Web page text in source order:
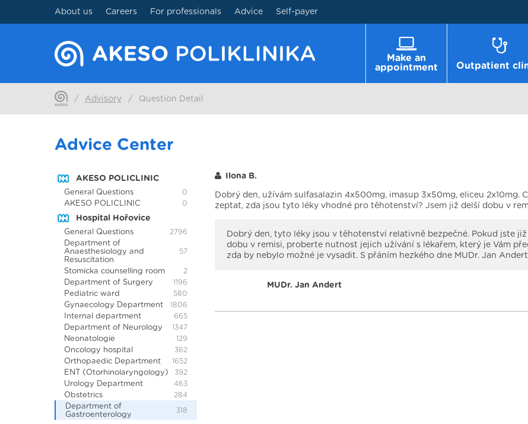
About us Careers For professionals Advice Self-payer
Make an
appointment
Outpatient
/ Advisory / Question Detail
Advice Center
AKESO POLICLINIC
General Questions 0
AKESO POLICLINIC 0
Hospital Hořovice
General Questions 2796
Department of
Anaesthesiology and
Resuscitation
57
Stomicka counselling room 2
Department of Surgery 1196
Pediatric ward 580
Gynaecology Department 1806
Internal department 665
Department of Neurology 1347
Neonatologie 129
Oncology hospital 362
Orthopaedic Department 1652
ENT (Otorhinolaryngology) 392
Urology Department 463
Obstetrics 284
Department of
Gastroenterology
318
Ilona B.
Dobrý den, užívám sulfasalazin 4x500mg, imasup 3x50mg, eliceu 2x10mg.
zeptat, zda jsou tyto léky vhodné pro těhotenství? Jsem již delší dobu v
Dobrý den, tyto léky jsou v těhotenství relativně bezpečné. Pokud jste již
dobu v remisi, proberte nutnost jejich užívání s lékařem, který je Vám
zda by nebylo možné je vysadit. S přáním hezkého dne MUDr. Jan Andert
MUDr. Jan Andert